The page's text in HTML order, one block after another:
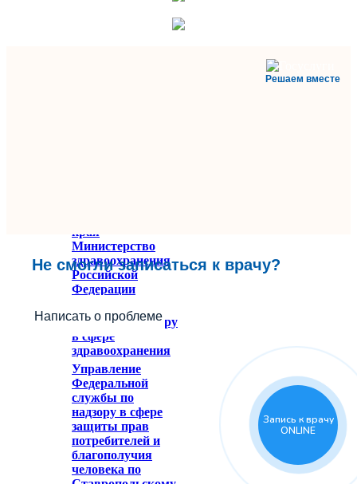
Решаем вместе
Не смогли записаться к врачу?
Написать о проблеме
края
Министерство
здравоохранения
Российской
Федерации
служба по надзору
в сфере
здравоохранения
Управление
Федеральной
службы по
надзору в сфере
защиты прав
потребителей и
благополучия
человека по
Запись к врачу
ONLINE